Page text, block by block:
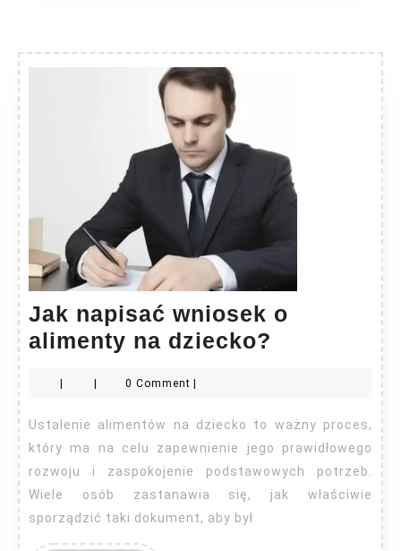
Jak napisać wniosek o
alimenty na dziecko?
o
alimenty
na
dziecko?
0 Comment
Ustalenie alimentów na dziecko to ważny proces,
który ma na celu zapewnienie jego prawidłowego
rozwoju i zaspokojenie podstawowych potrzeb.
Wiele osób zastanawia się, jak właściwie
sporządzić taki dokument, aby był